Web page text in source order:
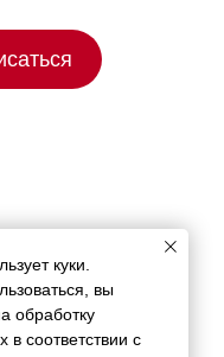
куки.
вы
обработку
соответствии с